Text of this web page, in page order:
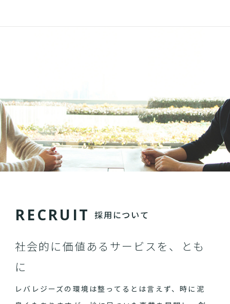
RECRU IT 採用について
社会的に価値あるサービスを、とも
に
レバレジーズの環境は整ってるとは言えず、時に泥